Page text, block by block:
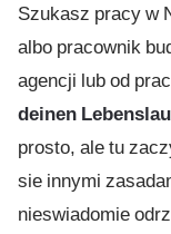
Szukasz pracy w
albo pracownik
agencji lub od
deinen
prosto, ale tu
sie innymi
nieswiadomie